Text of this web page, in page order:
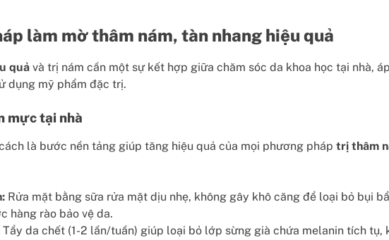
làm mờ thâm nám, tàn nhang hiệu quả
quả và trị nám cần một sự kết hợp giữa chăm sóc da khoa học tại nhà,
dụng mỹ phẩm đặc trị.
mực tại nhà
là bước nền tảng giúp tăng hiệu quả của mọi phương pháp trị thâm
Rửa mặt bằng sữa rửa mặt dịu nhẹ, không gây khô căng để loại bỏ bụi
hàng rào bảo vệ da.
Tẩy da chết (1-2 lần/tuần) giúp loại bỏ lớp sừng già chứa melanin tích tụ,